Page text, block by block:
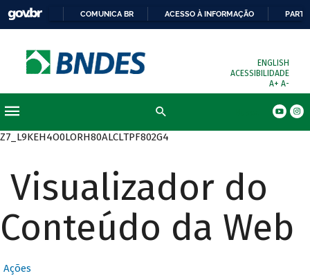
COMUNICA BR ACESSO À INFORMAÇÃO
ENGLISH
ACESSIBILIDADE
A+ A-
Z7_L9KEH4O0LORH80ALCLTPF802G4
Visualizador do
Conteúdo da Web
Ações